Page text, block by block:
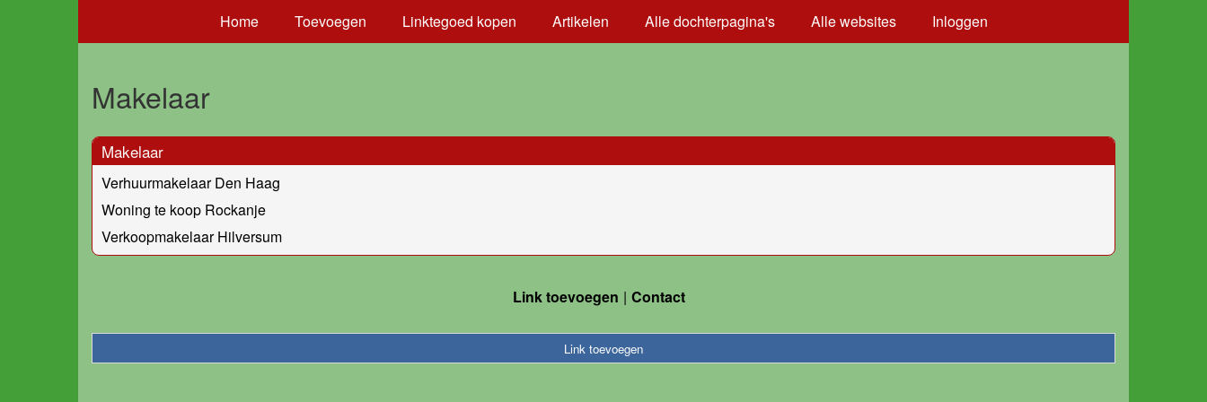
Home Toevoegen Linktegoed kopen Artikelen Alle dochterpagina's Alle websites Inloggen
Makelaar
Makelaar
Verhuurmakelaar Den Haag
Woning te koop Rockanje
Verkoopmakelaar Hilversum
Link toevoegen Contact
Link toevoegen